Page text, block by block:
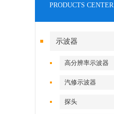
PRODUCTS CENTER
示波器
高分辨率示波器
汽修示波器
探头